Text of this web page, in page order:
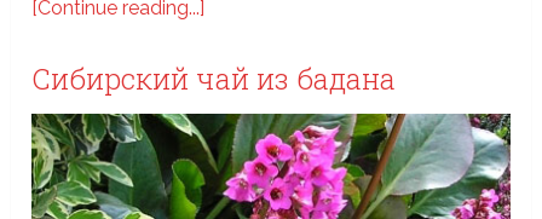
[Continue reading...]
Сибирский чай из бадана